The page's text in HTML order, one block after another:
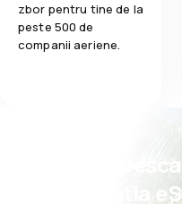
zbor pentru tine de la
peste 500 de
companii aeriene.
Psst!
aplicația